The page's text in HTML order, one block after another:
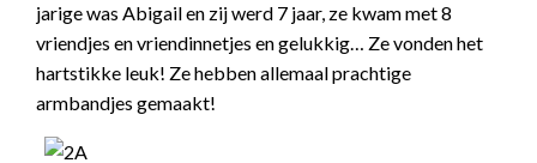
jarige was Abigail en zij werd 7 jaar, ze kwam met 8
vriendjes en vriendinnetjes en gelukkig… Ze vonden het
hartstikke leuk! Ze hebben allemaal prachtige
armbandjes gemaakt!